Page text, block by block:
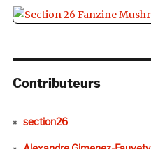
Contributeurs
section26